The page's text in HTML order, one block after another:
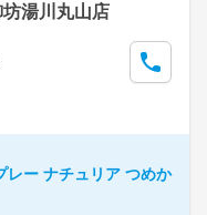
湯川丸山店
レー ナチュリア つめか